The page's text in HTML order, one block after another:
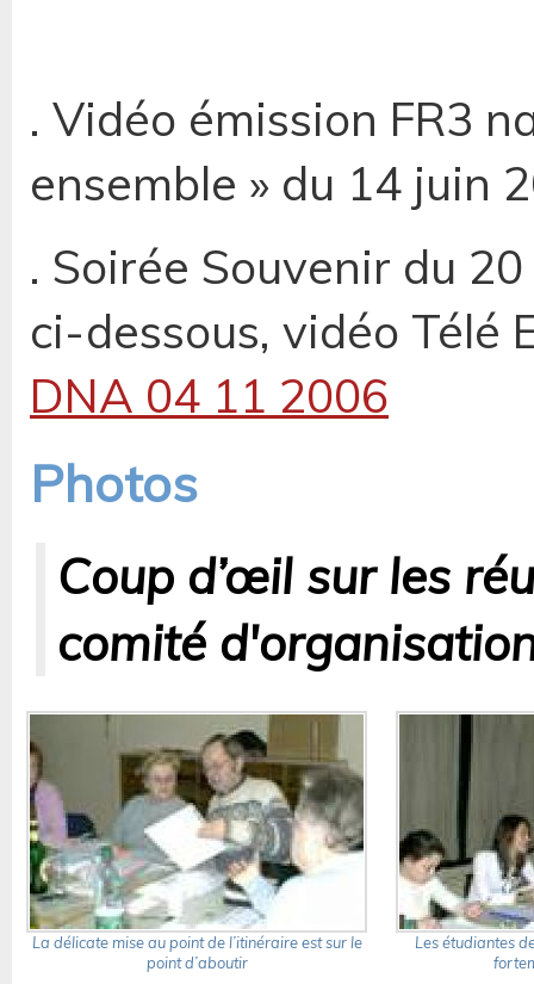
. Vidéo émission FR3
ensemble » du 14 juin
. Soirée Souvenir du
ci-dessous, vidéo Télé
DNA 04 11 2006
Photos
Coup d’œil sur les
comité
La délicate mise au point de l’itinéraire est sur le
point d’aboutir
Les étudiantes